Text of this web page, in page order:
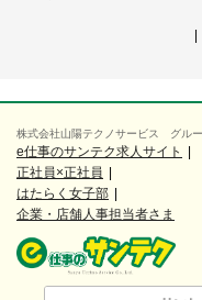
株式会社山陽テクノサービス グル
e仕事のサンテク求人サイト
正社員×正社員
はたらく女子部
企業・店舗人事担当者さま